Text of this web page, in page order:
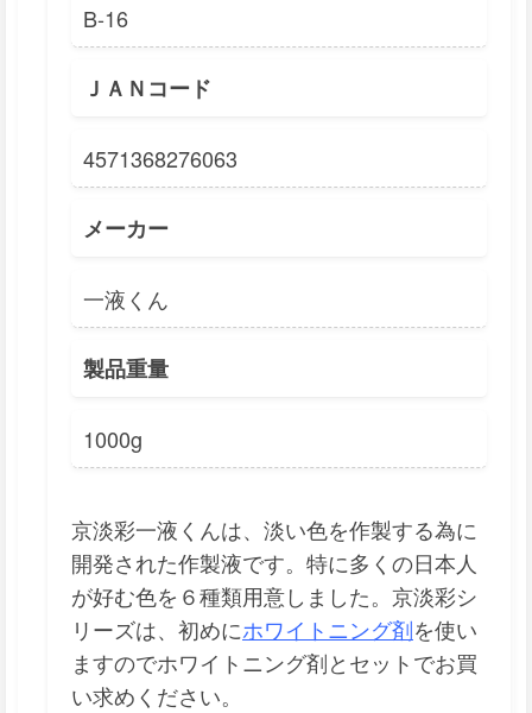
B-16
ＪＡＮコード
4571368276063
メーカー
一液くん
製品重量
1000g
京淡彩一液くんは、淡い色を作製する為に
開発された作製液です。特に多くの日本人
が好む色を６種類用意しました。京淡彩シ
リーズは、初めにホワイトニング剤を使い
ますのでホワイトニング剤とセットでお買
い求めください。